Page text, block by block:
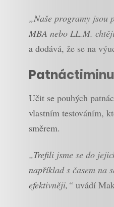
„Naše programy jsou
MBA nebo LL.M.
a dodává, že se na
Učit se pouhých
vlastním testováním,
směrem.
„Trefili jsme se do
například s časem na
efektivněji,“ uvádí